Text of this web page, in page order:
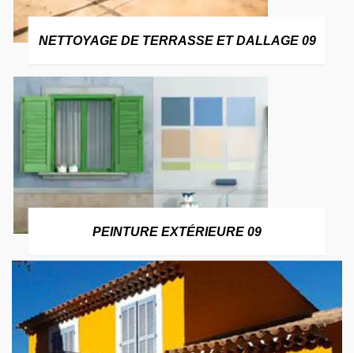
NETTOYAGE DE TERRASSE ET DALLAGE 09
PEINTURE EXTÉRIEURE 09